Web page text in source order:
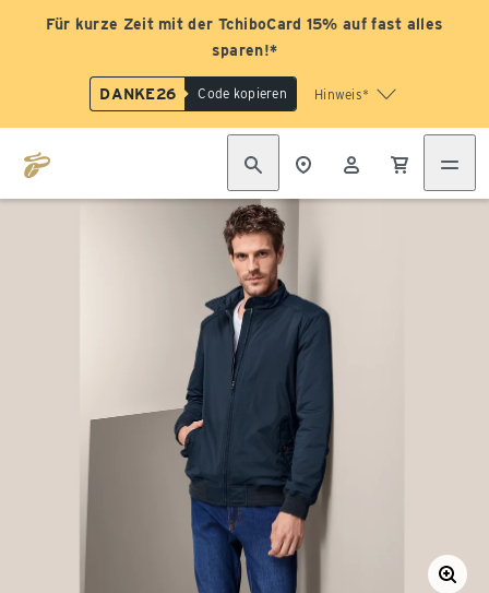
Für kurze Zeit mit der TchiboCard 15% auf fast alles
sparen!*
DANKE26 Code kopieren Hinweis*